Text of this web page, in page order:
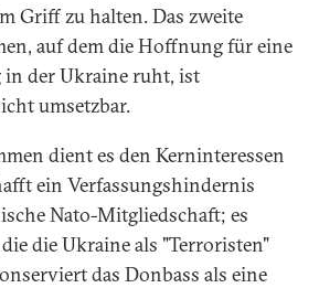
Griff zu halten. Das zweite
auf dem die Hoffnung für eine
der Ukraine ruht, ist
umsetzbar.
dient es den Kerninteressen
ein Verfassungshindernis
Nato-Mitgliedschaft; es
die Ukraine als "Terroristen"
das Donbass als eine